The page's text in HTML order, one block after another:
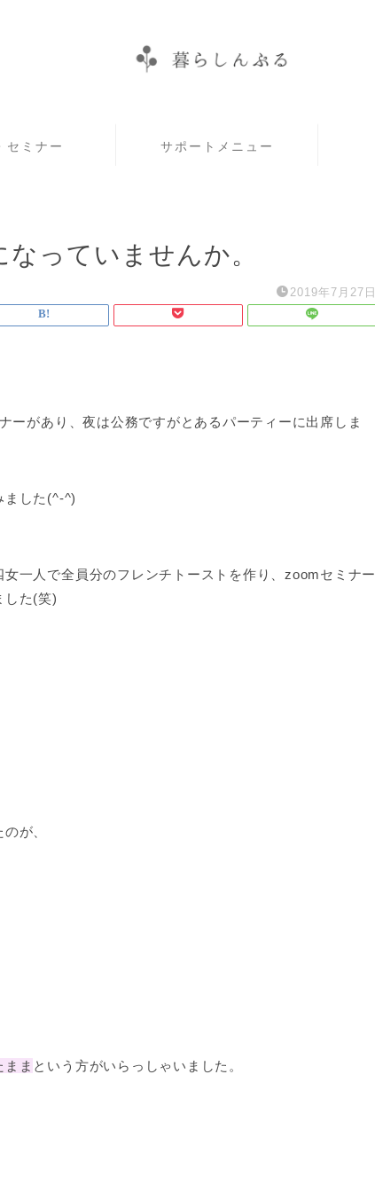
セミナー サポートメニュー
っていませんか。
2019年7月27日
ーがあり、夜は公務ですがとあるパーティーに出席しま
ました(^-^)
一人で全員分のフレンチトーストを作り、zoomセミナー
した(笑)
が、
ま という方がいらっしゃいました。